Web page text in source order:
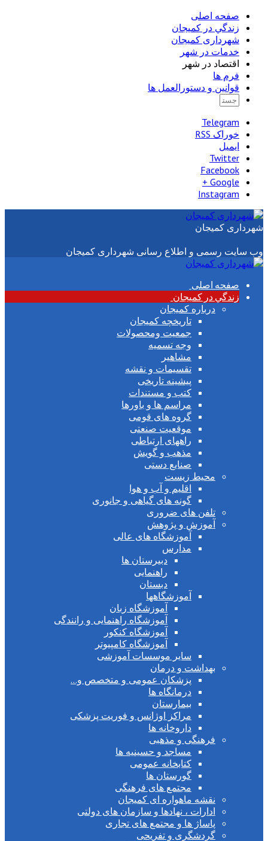
صفحه اصلی
زندگي در كميجان
شهرداری کمیجان
خدمات در شهر
اقتصاد در شهر
فرم ها
قوانین و دستورالعمل ها
Telegram
خوراک RSS
ایمیل
Twitter
Facebook
Google +
Instagram
شهرداری کمیجان
وب سایت رسمی و اطلاع رسانی شهرداری کمیجان
صفحه اصلی
زندگي در كميجان
درباره کمیجان
تاریخچه کمیجان
جمعیت ومحصولات
وجه تسمیه
مشاهیر
تقسیمات و نقشه
پیشینه تاریخی
کتب و مستندات
مراسم ها و باورها
گروه های قومی
موقعیت صنعتی
راههای ارتباطی
مذهب و گویش
صنایع دستی
محیط زیست
اقلیم و آب و هوا
گونه های گیاهی و جانوری
تلفن های ضروری
آموزش و پژوهش
آموزشگاه های عالی
مدارس
دبیرستان ها
راهنمایی
دبستان
آموزشگاهها
آموزشگاه زبان
آموزشگاه راهنمایی و رانندگی
آموزشگاه کنکور
آموزشگاه کامپیوتر
سایر موسسات آموزشی
بهداشت و درمان
پزشکان عمومی و متخصص و…
درمانگاه ها
بیمارستان
مراکز اوژانس و فوریت پزشکی
داروخانه ها
فرهنگی و مذهبی
مساجد و حسینیه ها
کتابخانه عمومی
گورستان ها
مجتمع های فرهنگی
نقشه ماهواره ای کمیجان
ادارات ، نهادها و سازمان های دولتی
پاساژ ها و مجتمع های تجاری
گردشگری و تفریحی